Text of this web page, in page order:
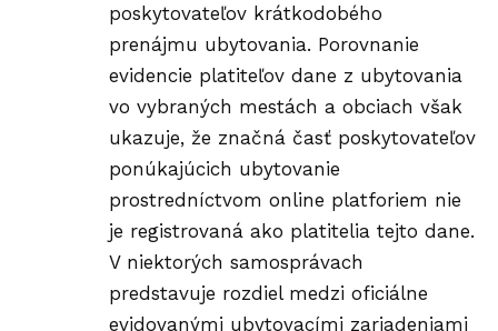
poskytovateľov krátkodobého
prenájmu ubytovania. Porovnanie
evidencie platiteľov dane z ubytovania
vo vybraných mestách a obciach však
ukazuje, že značná časť poskytovateľov
ponúkajúcich ubytovanie
prostredníctvom online platforiem nie
je registrovaná ako platitelia tejto dane.
V niektorých samosprávach
predstavuje rozdiel medzi oficiálne
evidovanými ubytovacími zariadeniami